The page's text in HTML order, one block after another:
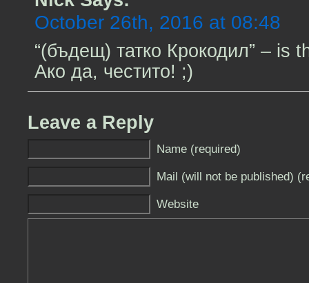
October 26th, 2016 at 08:48
“(бъдещ) татко Крокодил” – is
Ако да, честито! ;)
Leave a Reply
Name (required)
Mail (will not be published)
Website